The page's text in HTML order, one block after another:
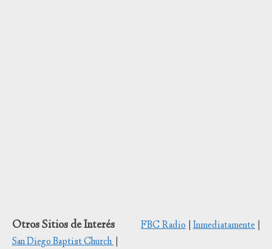
Otros Sitios de Interés FBC Radio|Inmediatamente
San Diego Baptist Church